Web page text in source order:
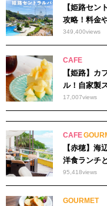
【姫路セン
攻略！料金
349,400views
CAFE
【姫路】
ル！自家製
17,007views
CAFE
【赤穂】海
洋食ランチ
95,418views
GOURMET